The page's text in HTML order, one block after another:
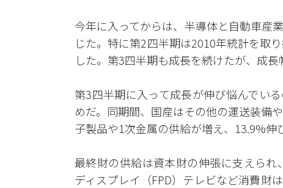
今年に入ってからは、半導体と自動車産
じた。特に第2四半期は2010年統計を取
した。第3四半期も成長を続けたが、成長
第3四半期に入って成長が伸び悩んでい
めだ。同期間、国産はその他の運送装備
子製品や1次金属の供給が増え、13.9%伸
最終財の供給は資本財の伸張に支えら
ディスプレイ（FPD）テレビなど消費財